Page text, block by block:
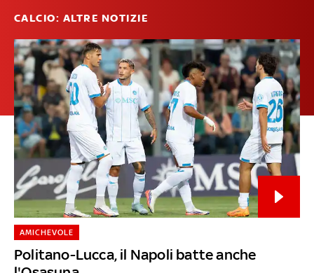
CALCIO: ALTRE NOTIZIE
Politano-Lucca, il Napoli batte anche
AMICHEVOLE